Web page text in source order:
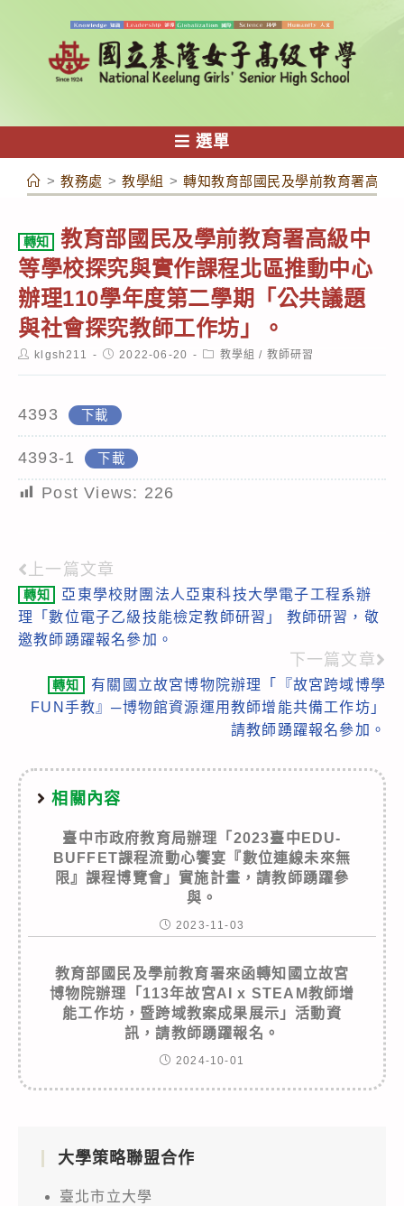
容
選單
> 教務處 > 教學組 > 轉知教育部國民及學前教育署高級
轉知
教育部國民及學前教育署高級中
等學校探究與實作課程北區推動中心
辦理110學年度第二學期「公共議題
與社會探究教師工作坊」。
Postklgsh211
Post2022-06-20
Post教學組 / 教師研習
4393 下載
4393-1 下載
Post Views: 226
Read
more
articles
上一篇文章
轉知
亞東學校財團法人亞東科技大學電子工程系辦
理「數位電子乙級技能檢定教師研習」 教師研習，敬
邀教師踴躍報名參加。
下一篇文章
轉知
有關國立故宮博物院辦理「『故宮跨域博學
FUN手教』─博物館資源運用教師增能共備工作坊」
請教師踴躍報名參加。
相關內容
臺中市政府教育局辦理「2023臺中EDU-
BUFFET課程流動心饗宴『數位連線未來無
限』課程博覽會」實施計畫，請教師踴躍參
與。
2023-11-03
教育部國民及學前教育署來函轉知國立故宮
博物院辦理「113年故宮AI x STEAM教師增
能工作坊，暨跨域教案成果展示」活動資
訊，請教師踴躍報名。
2024-10-01
大學策略聯盟合作
臺北市立大學